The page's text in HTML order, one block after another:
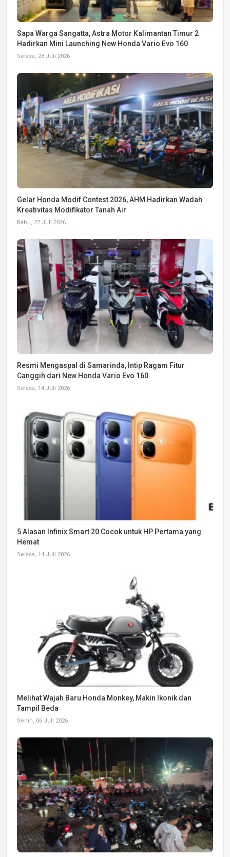
Sapa Warga Sangatta, Astra Motor Kalimantan Timur 2
Hadirkan Mini Launching New Honda Vario Evo 160
Selasa, 28 Juli 2026
Gelar Honda Modif Contest 2026, AHM Hadirkan Wadah
Kreativitas Modifikator Tanah Air
Rabu, 22 Juli 2026
Resmi Mengaspal di Samarinda, Intip Ragam Fitur
Canggih dari New Honda Vario Evo 160
Selasa, 14 Juli 2026
5 Alasan Infinix Smart 20 Cocok untuk HP Pertama yang
Hemat
Selasa, 14 Juli 2026
Melihat Wajah Baru Honda Monkey, Makin Ikonik dan
Tampil Beda
Senin, 06 Juli 2026